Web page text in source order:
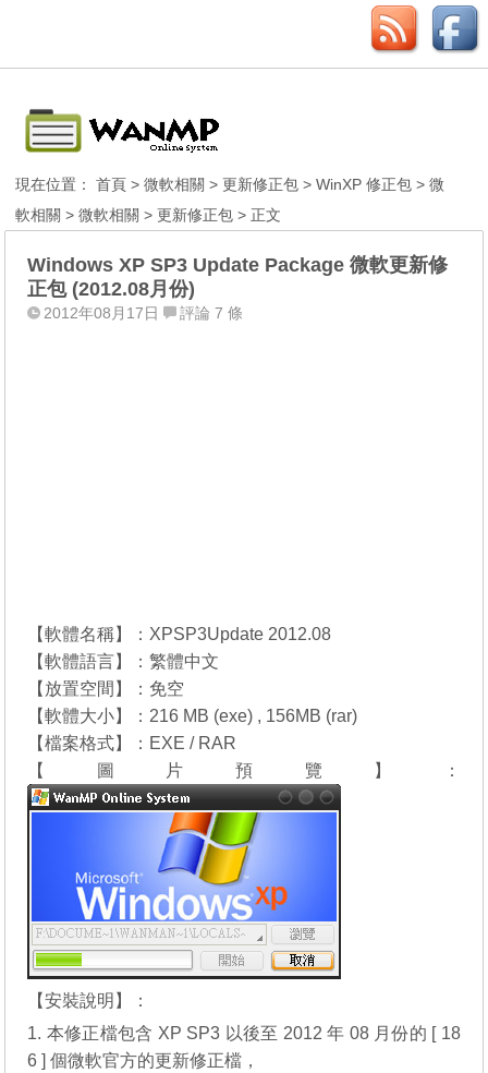
現在位置：首頁 >微軟相關 >更新修正包 >WinXP 修正包 >微
軟相關 >微軟相關 >更新修正包 > 正文
Windows XP SP3 Update Package 微軟更新修
正包 (2012.08月份)
2012年08月17日 評論 7 條
【軟體名稱】：XPSP3Update 2012.08
【軟體語言】：繁體中文
【放置空間】：免空
【軟體大小】：216 MB (exe) , 156MB (rar)
【檔案格式】：EXE / RAR
【圖片預覽】：
【安裝說明】：
1. 本修正檔包含 XP SP3 以後至 2012 年 08 月份的 [ 18
6 ] 個微軟官方的更新修正檔，